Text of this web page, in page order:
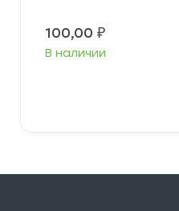
100,00 ₽
В наличии